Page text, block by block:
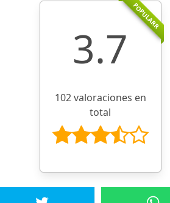
POPULARR
3.7
102 valoraciones en
total